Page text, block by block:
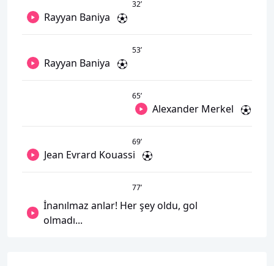
32’
Rayyan Baniya
53’
Rayyan Baniya
65’
Alexander Merkel
69’
Jean Evrard Kouassi
77’
İnanılmaz anlar! Her şey oldu, gol
olmadı...